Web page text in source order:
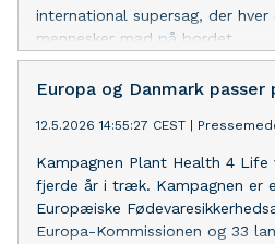
international supersag, der
mennesker mad på bordet.
Europa og Danmark passer
12.5.2026 14:55:27 CEST
Kampagnen Plant Health 4
fjerde år i træk. Kampagnen er
Europæiske
Europa-Kommissionen og 33